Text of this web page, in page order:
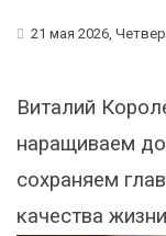
21 мая 2026,
Виталий
наращиваем
сохраняем
качества